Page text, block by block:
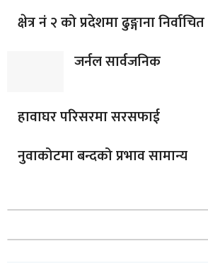
क्षेत्र नं २ को प्रदेशमा ढुङ्गाना निर्वाचित
जर्नल सार्वजनिक
हावाघर परिसरमा सरसफाई
नुवाकोटमा बन्दको प्रभाव सामान्य